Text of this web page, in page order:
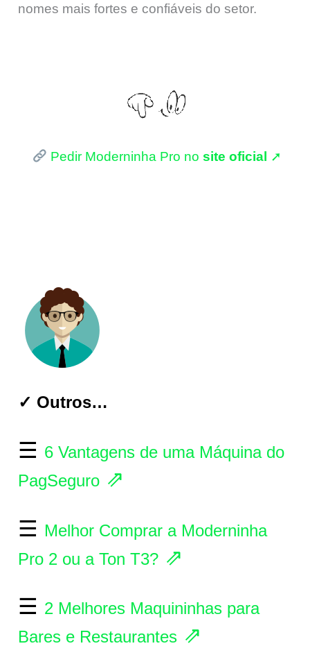
nomes mais fortes e confiáveis do setor.
Pedir Moderninha Pro nosite oficial ➚
✓ Outros…
☰ 6 Vantagens de uma Máquina do
PagSeguro ⇗
☰ Melhor Comprar a Moderninha
Pro 2 ou a Ton T3? ⇗
☰ 2 Melhores Maquininhas para
Bares e Restaurantes ⇗